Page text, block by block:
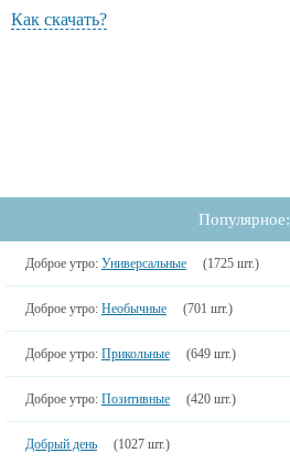
Как скачать?
Популярное:
Доброе утро: Универсальные (1725 шт.)
Доброе утро: Необычные (701 шт.)
Доброе утро: Прикольные (649 шт.)
Доброе утро: Позитивные (420 шт.)
Добрый день (1027 шт.)